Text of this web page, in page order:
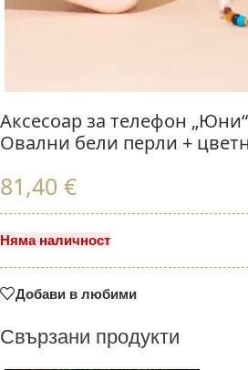
Аксесоар за телефон
Овални бели перли +
81,40 €
Няма наличност
Добави в любими
Свързани продукти